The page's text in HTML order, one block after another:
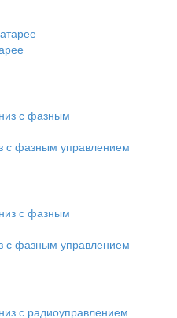
с фазным управлением
с фазным управлением